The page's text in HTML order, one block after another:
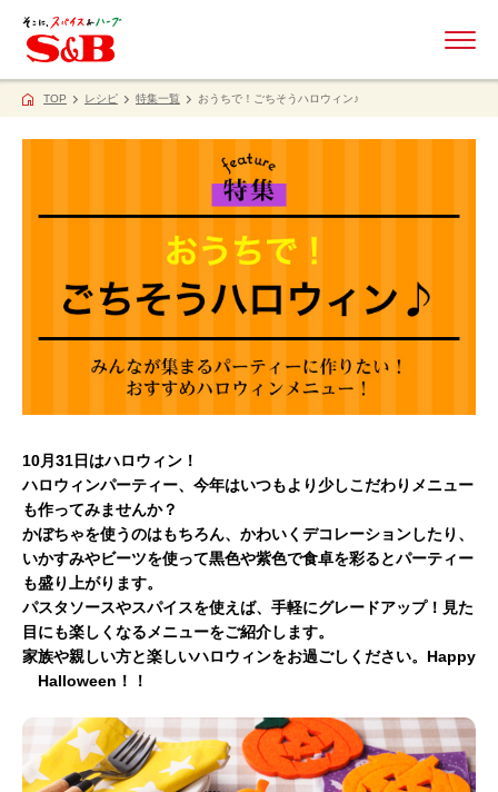
TOP レシピ 特集一覧 おうちで！ごちそうハロウィン♪
10月31日はハロウィン！
ハロウィンパーティー、今年はいつもより少しこだわりメニュー
も作ってみませんか？
かぼちゃを使うのはもちろん、かわいくデコレーションしたり、
いかすみやビーツを使って黒色や紫色で食卓を彩るとパーティー
も盛り上がります。
パスタソースやスパイスを使えば、手軽にグレードアップ！見た
目にも楽しくなるメニューをご紹介します。
家族や親しい方と楽しいハロウィンをお過ごしください。Happy
Halloween！！